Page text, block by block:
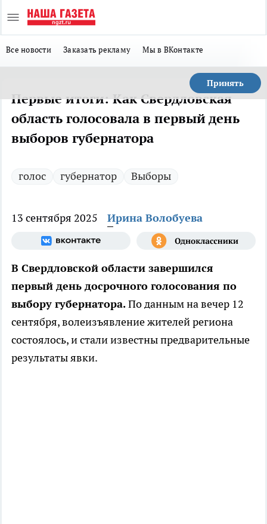
Все новости Заказать рекламу Мы в ВКонтакте
Принять
Первые итоги: Как Свердловская
область голосовала в первый день
выборов губернатора
голос губернатор Выборы
13 сентября 2025 Ирина Волобуева
В Свердловской области завершился
первый день досрочного голосования по
выбору губернатора.По данным на вечер 12
сентября, волеизъявление жителей региона
состоялось, и стали известны предварительные
результаты явки.